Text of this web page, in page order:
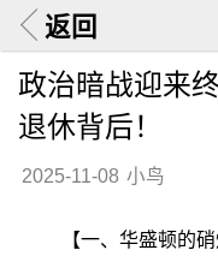
返回
政治暗战迎来
退休背后！
2025-11-08 小鸟
【一、华盛顿的